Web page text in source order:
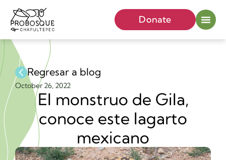
Donate
Regresar a blog
October 26, 2022
El monstruo de Gila,
conoce este lagarto
mexicano